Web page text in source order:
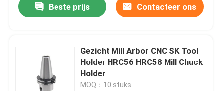
Beste prijs Contacteer ons
Gezicht Mill Arbor CNC SK Tool
Holder HRC56 HRC58 Mill Chuck
Holder
MOQ：10 stuks